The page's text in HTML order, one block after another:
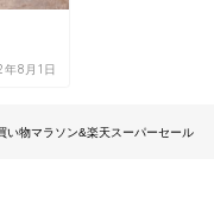
8月1日
い物マラソン&楽天スーパーセール